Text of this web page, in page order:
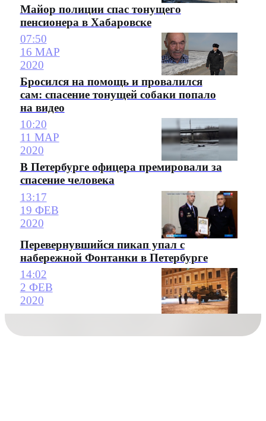
Майор полиции спас тонущего
пенсионера в Хабаровске
07:50
16 МАР
2020
Бросился на помощь и провалился
сам: спасение тонущей собаки попало
на видео
10:20
11 МАР
2020
В Петербурге офицера премировали за
спасение человека
13:17
19 ФЕВ
2020
Перевернувшийся пикап упал с
набережной Фонтанки в Петербурге
14:02
2 ФЕВ
2020